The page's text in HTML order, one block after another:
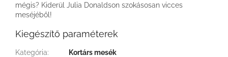
mégis? Kiderül Julia Donaldson szokásosan vicces
meséjéből!
Kiegészítő paraméterek
Kategória:
Kortárs mesék